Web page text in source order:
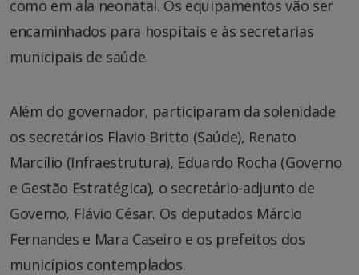
como em ala neonatal. Os equipamentos vão ser
encaminhados para hospitais e às secretarias
municipais de saúde.
Além do governador, participaram da solenidade
os secretários Flavio Britto (Saúde), Renato
Marcílio (Infraestrutura), Eduardo Rocha (Governo
e Gestão Estratégica), o secretário-adjunto de
Governo, Flávio César. Os deputados Márcio
Fernandes e Mara Caseiro e os prefeitos dos
municípios contemplados.